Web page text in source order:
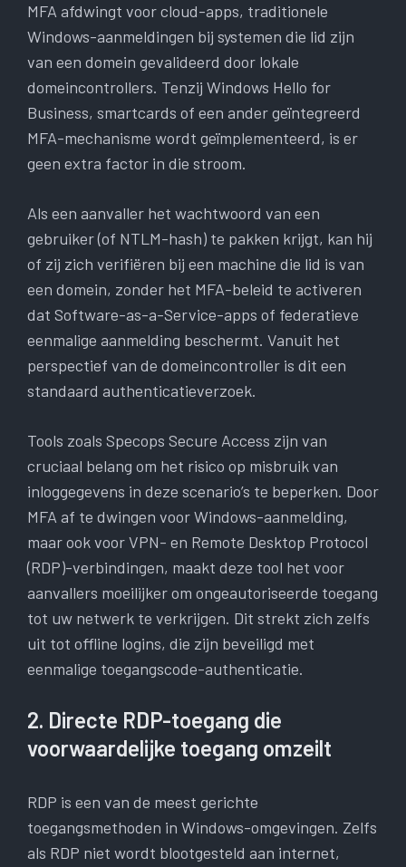
MFA afdwingt voor cloud-apps, traditionele
Windows-aanmeldingen bij systemen die lid zijn
van een domein gevalideerd door lokale
domeincontrollers. Tenzij Windows Hello for
Business, smartcards of een ander geïntegreerd
MFA-mechanisme wordt geïmplementeerd, is er
geen extra factor in die stroom.
Als een aanvaller het wachtwoord van een
gebruiker (of NTLM-hash) te pakken krijgt, kan hij
of zij zich verifiëren bij een machine die lid is van
een domein, zonder het MFA-beleid te activeren
dat Software-as-a-Service-apps of federatieve
eenmalige aanmelding beschermt. Vanuit het
perspectief van de domeincontroller is dit een
standaard authenticatieverzoek.
Tools zoals Specops Secure Access zijn van
cruciaal belang om het risico op misbruik van
inloggegevens in deze scenario’s te beperken. Door
MFA af te dwingen voor Windows-aanmelding,
maar ook voor VPN- en Remote Desktop Protocol
(RDP)-verbindingen, maakt deze tool het voor
aanvallers moeilijker om ongeautoriseerde toegang
tot uw netwerk te verkrijgen. Dit strekt zich zelfs
uit tot offline logins, die zijn beveiligd met
eenmalige toegangscode-authenticatie.
2. Directe RDP-toegang die
voorwaardelijke toegang omzeilt
RDP is een van de meest gerichte
toegangsmethoden in Windows-omgevingen. Zelfs
als RDP niet wordt blootgesteld aan internet,